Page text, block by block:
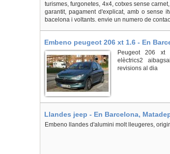
turismes, furgonetes, 4x4, cotxes sense
garantit, pagament d'explicat, amb o sense
bacelona i voltants. envie un numero de
Embeno peugeot 206 xt 1.6 - En
Peugeot 206 xt
elèctrics2
revisions al dia
Llandes jeep - En Barcelona,
Embeno llandes d'alumini molt lleugeres,